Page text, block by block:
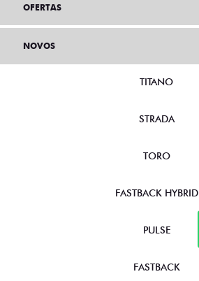
OFERTAS
NOVOS
TITANO
STRADA
TORO
FASTBACK HYBRID
PULSE
FASTBACK